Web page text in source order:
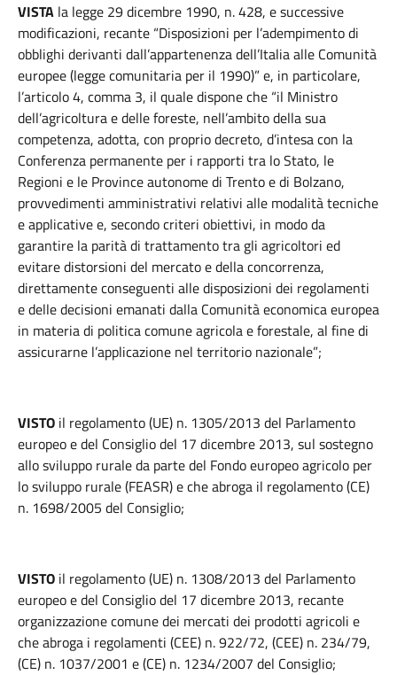
VISTA la legge 29 dicembre 1990, n. 428, e successive
modificazioni, recante “Disposizioni per l’adempimento di
obblighi derivanti dall’appartenenza dell’Italia alle Comunità
europee (legge comunitaria per il 1990)” e, in particolare,
l’articolo 4, comma 3, il quale dispone che “il Ministro
dell’agricoltura e delle foreste, nell’ambito della sua
competenza, adotta, con proprio decreto, d’intesa con la
Conferenza permanente per i rapporti tra lo Stato, le
Regioni e le Province autonome di Trento e di Bolzano,
provvedimenti amministrativi relativi alle modalità tecniche
e applicative e, secondo criteri obiettivi, in modo da
garantire la parità di trattamento tra gli agricoltori ed
evitare distorsioni del mercato e della concorrenza,
direttamente conseguenti alle disposizioni dei regolamenti
e delle decisioni emanati dalla Comunità economica europea
in materia di politica comune agricola e forestale, al fine di
assicurarne l’applicazione nel territorio nazionale”;
VISTO il regolamento (UE) n. 1305/2013 del Parlamento
europeo e del Consiglio del 17 dicembre 2013, sul sostegno
allo sviluppo rurale da parte del Fondo europeo agricolo per
lo sviluppo rurale (FEASR) e che abroga il regolamento (CE)
n. 1698/2005 del Consiglio;
VISTO il regolamento (UE) n. 1308/2013 del Parlamento
europeo e del Consiglio del 17 dicembre 2013, recante
organizzazione comune dei mercati dei prodotti agricoli e
che abroga i regolamenti (CEE) n. 922/72, (CEE) n. 234/79,
(CE) n. 1037/2001 e (CE) n. 1234/2007 del Consiglio;